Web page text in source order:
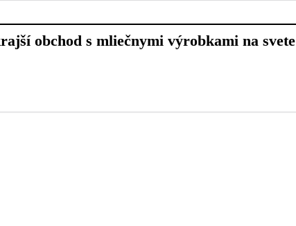
obchod s mliečnymi výrobkami na svete